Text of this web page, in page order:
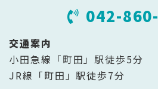
042-
交通案内
小田急線「町田」駅徒歩5分
JR線「町田」駅徒歩7分